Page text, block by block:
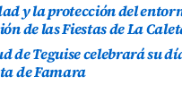
y la protección del
de las Fiestas de La
de Teguise celebrará su
de Famara